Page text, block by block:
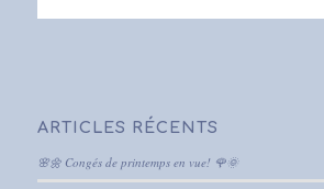
ARTICLES RÉCENTS
🌸🌼 Congés de printemps en vue! 🌹🌞